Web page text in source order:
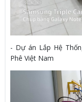
- Dự án Lắp Hệ
Phê Việt Nam